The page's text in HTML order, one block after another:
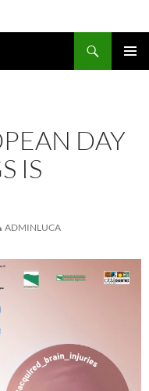
DAY
IS
ADMINLUCA